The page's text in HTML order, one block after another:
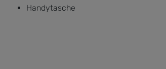
Handytasche